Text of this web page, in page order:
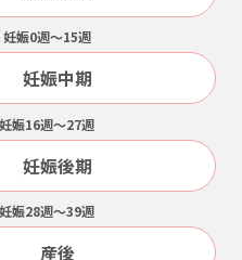
妊娠0週～15週
妊娠中期
妊娠16週～27週
妊娠後期
妊娠28週～39週
産後